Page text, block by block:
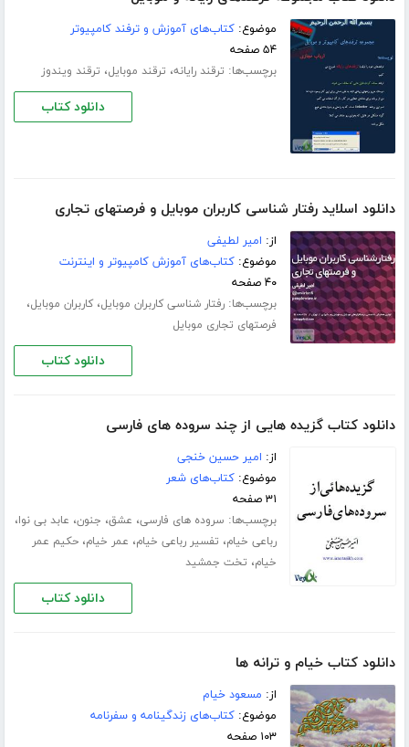
موضوع:کتاب‌های آموزش و ترفند کامپیوتر
۵۴ صفحه
برچسب‌ها: ترقند رایانه، ترقند موبایل، ترقند ویندوز
دانلود کتاب
دانلود اسلاید رفتار شناسی کاربران موبایل و فرصتهای تجاری
از: امیر لطیفی
موضوع:کتاب‌های آموزش کامپیوتر و اینترنت
۴۰ صفحه
برچسب‌ها:رفتار شناسی کاربران موبایل،کاربران موبایل،
فرصتهای تجاری موبایل
دانلود کتاب
دانلود کتاب گزیده هایی از چند سروده های فارسی
از: امیر حسین خنجی
موضوع:کتاب‌های شعر
۳۱ صفحه
برچسب‌ها: سروده های فارسی، عشق، جنون، عابد بی نوا،
رباعی خیام، تفسیر رباعی خیام، عمر خیام،حکیم عمر
خیام، تخت جمشید
دانلود کتاب
دانلود کتاب خیام و ترانه ها
از: مسعود خیام
موضوع:کتاب‌های زندگینامه و سفرنامه
۱۰۳ صفحه